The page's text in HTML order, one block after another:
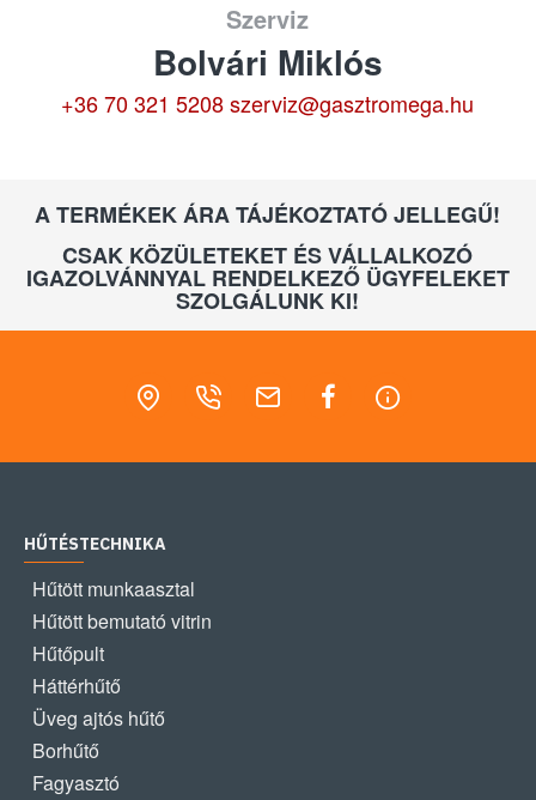
Szerviz
Bolvári Miklós
+36 70 321 5208 szerviz@gasztromega.hu
A TERMÉKEK ÁRA TÁJÉKOZTATÓ JELLEGŰ!
CSAK KÖZÜLETEKET ÉS VÁLLALKOZÓ
IGAZOLVÁNNYAL RENDELKEZŐ ÜGYFELEKET
SZOLGÁLUNK KI!
HŰTÉSTECHNIKA
Hűtött munkaasztal
Hűtött bemutató vitrin
Hűtőpult
Háttérhűtő
Üveg ajtós hűtő
Borhűtő
Fagyasztó